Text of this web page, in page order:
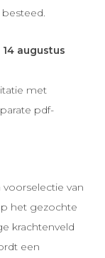
augustus
met
pdf-
van
het gezochte
krachtenveld
een